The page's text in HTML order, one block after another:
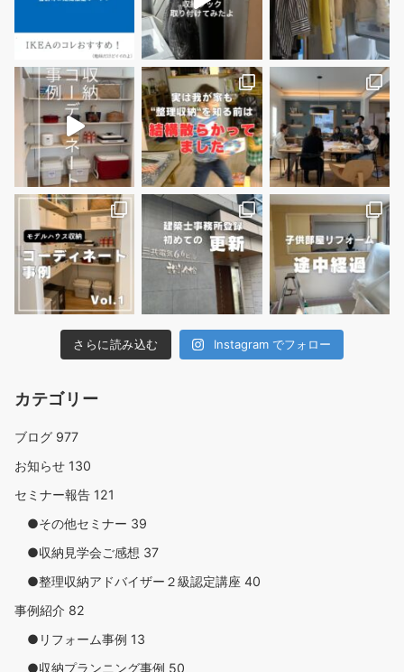
さらに読み込む Instagram でフォロー
カテゴリー
ブログ 977
お知らせ 130
セミナー報告 121
●その他セミナー 39
●収納見学会ご感想 37
●整理収納アドバイザー２級認定講座 40
事例紹介 82
●リフォーム事例 13
●収納プランニング事例 50